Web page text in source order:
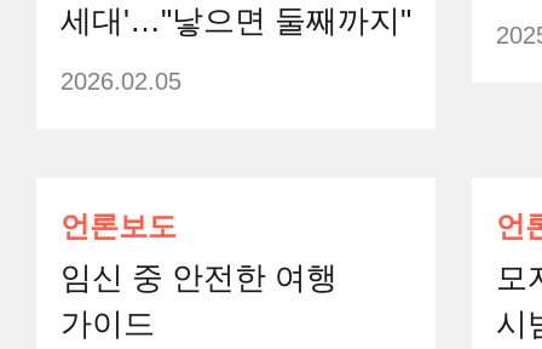
세대'…"낳으면 둘째까지"
2026.02.05
언론보도
임신 중 안전한 여행
가이드
언
모
시